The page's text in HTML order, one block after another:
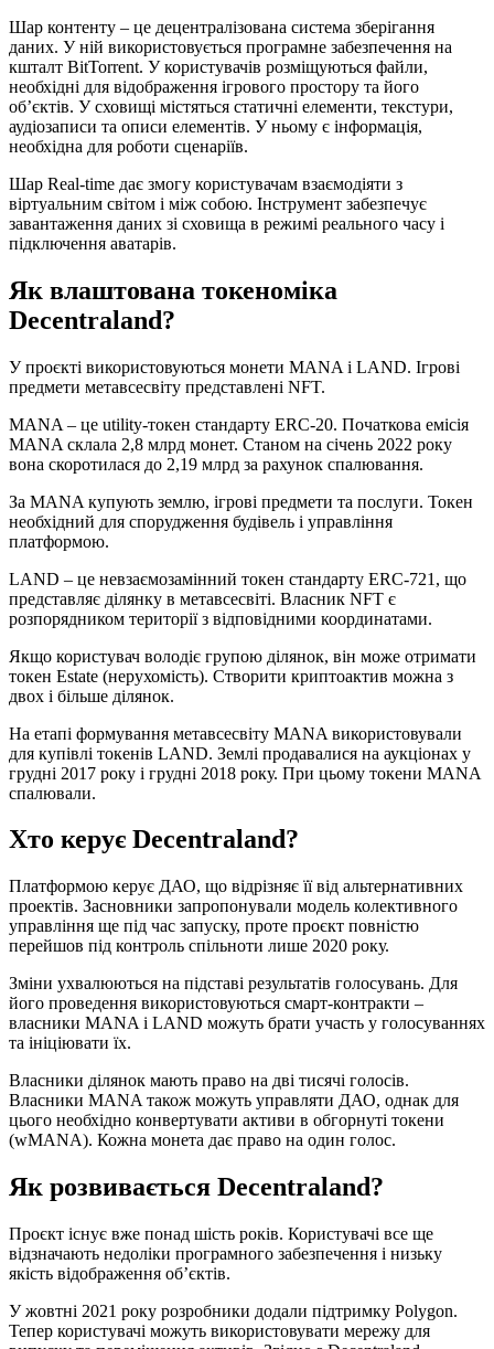
Шар контенту – це децентралізована система зберігання
даних. У ній використовується програмне забезпечення на
кшталт BitTorrent. У користувачів розміщуються файли,
необхідні для відображення ігрового простору та його
об’єктів. У сховищі містяться статичні елементи, текстури,
аудіозаписи та описи елементів. У ньому є інформація,
необхідна для роботи сценаріїв.
Шар Real-time дає змогу користувачам взаємодіяти з
віртуальним світом і між собою. Інструмент забезпечує
завантаження даних зі сховища в режимі реального часу і
підключення аватарів.
Як влаштована токеноміка
Decentraland?
У проєкті використовуються монети MANA і LAND. Ігрові
предмети метавсесвіту представлені NFT.
MANA – це utility-токен стандарту ERC-20. Початкова емісія
MANA склала 2,8 млрд монет. Станом на січень 2022 року
вона скоротилася до 2,19 млрд за рахунок спалювання.
За MANA купують землю, ігрові предмети та послуги. Токен
необхідний для спорудження будівель і управління
платформою.
LAND – це невзаємозамінний токен стандарту ERC-721, що
представляє ділянку в метавсесвіті. Власник NFT є
розпорядником території з відповідними координатами.
Якщо користувач володіє групою ділянок, він може отримати
токен Estate (нерухомість). Створити криптоактив можна з
двох і більше ділянок.
На етапі формування метавсесвіту MANA використовували
для купівлі токенів LAND. Землі продавалися на аукціонах у
грудні 2017 року і грудні 2018 року. При цьому токени MANA
спалювали.
Хто керує Decentraland?
Платформою керує ДАО, що відрізняє її від альтернативних
проектів. Засновники запропонували модель колективного
управління ще під час запуску, проте проєкт повністю
перейшов під контроль спільноти лише 2020 року.
Зміни ухвалюються на підставі результатів голосувань. Для
його проведення використовуються смарт-контракти –
власники MANA і LAND можуть брати участь у голосуваннях
та ініціювати їх.
Власники ділянок мають право на дві тисячі голосів.
Власники MANA також можуть управляти ДАО, однак для
цього необхідно конвертувати активи в обгорнуті токени
(wMANA). Кожна монета дає право на один голос.
Як розвивається Decentraland?
Проєкт існує вже понад шість років. Користувачі все ще
відзначають недоліки програмного забезпечення і низьку
якість відображення об’єктів.
У жовтні 2021 року розробники додали підтримку Polygon.
Тепер користувачі можуть використовувати мережу для